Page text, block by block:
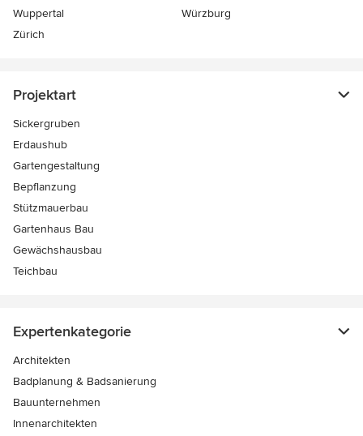
Wuppertal
Würzburg
Zürich
Projektart
Sickergruben
Erdaushub
Gartengestaltung
Bepflanzung
Stützmauerbau
Gartenhaus Bau
Gewächshausbau
Teichbau
Expertenkategorie
Architekten
Badplanung & Badsanierung
Bauunternehmen
Innenarchitekten